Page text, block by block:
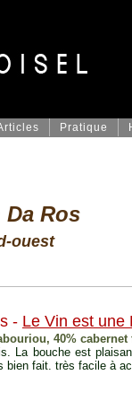
Pratique
Da Ros
ouest
- Le Vin est une
40%
La bouche est
fait. très facile à